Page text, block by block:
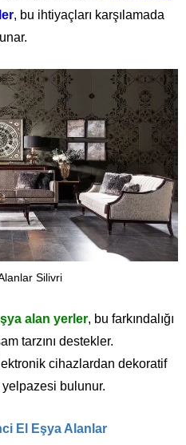
, bu ihtiyaçları karşılamada
Silivri
alan yerler, bu farkındalığı
tarzını destekler.
cihazlardan dekoratif
bulunur.
El Eşya Alanlar